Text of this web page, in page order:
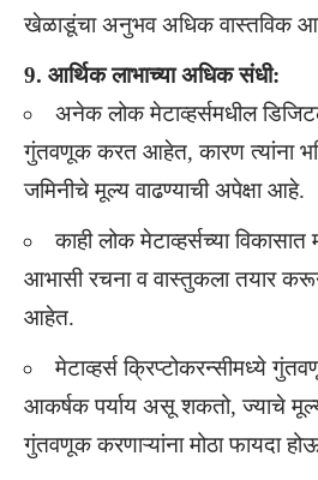
खेळाडूंचा अनुभव अधिक वास्तविक
9. आर्थिक लाभाच्या अधिक संधी:
अनेक लोक मेटाव्हर्समधील
गुंतवणूक करत आहेत, कारण त्यांना
जमिनीचे मूल्य वाढण्याची अपेक्षा आहे.
काही लोक मेटाव्हर्सच्या
आभासी रचना व वास्तुकला तयार
आहेत.
मेटाव्हर्स क्रिप्टोकरन्सीमध्ये
आकर्षक पर्याय असू शकतो, ज्याचे
गुंतवणूक करणाऱ्यांना मोठा फायदा